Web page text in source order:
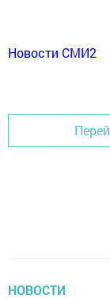
Новости СМИ2
НОВОСТИ